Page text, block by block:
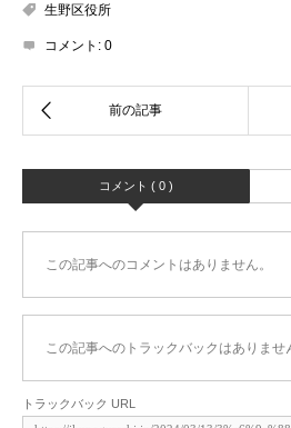
生野区役所
コメント: 0
コメント ( 0 )
この記事へのコメントはありません。
この記事へのトラックバックはありませ
トラックバック URL